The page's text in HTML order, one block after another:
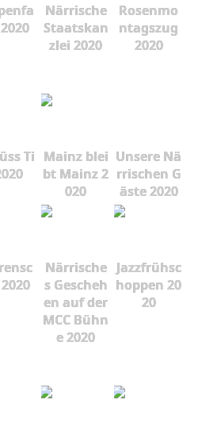
Närrische
Staatskan
zlei 2020
Rosenmo
ntagszug
2020
Ti Mainz blei
bt Mainz 2
020
Unsere Nä
rrischen G
äste 2020
Närrische
s Gescheh
en auf der
MCC Bühn
e 2020
Jazzfrühsc
hoppen 20
20